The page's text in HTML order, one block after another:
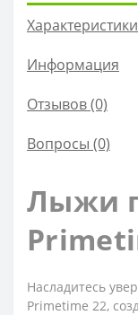
Характеристики
Информация
Отзывов (0)
Вопросы (0)
Лыжи
Насладитесь
Primetime 22,